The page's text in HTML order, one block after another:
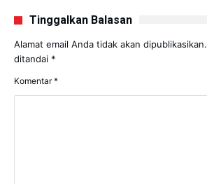
Tinggalkan Balasan
Alamat email Anda tidak akan dipublikasikan.
ditandai *
Komentar*